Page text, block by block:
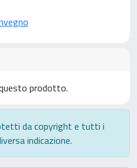
prodotto.
da copyright e tutti i
indicazione.